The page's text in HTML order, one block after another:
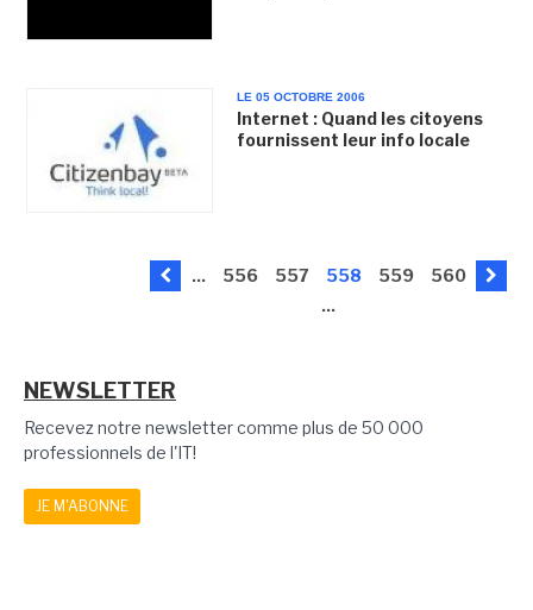
LE 05 OCTOBRE 2006
Internet : Quand les citoyens
fournissent leur info locale
... 556 557 558 559
560
...
NEWSLETTER
Recevez notre newsletter comme plus de 50 000
professionnels de l'IT!
JE M'ABONNE